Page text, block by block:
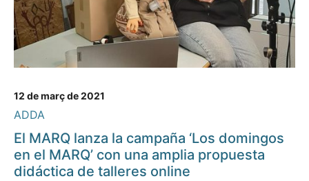
12 de març de 2021
ADDA
El MARQ lanza la campaña ‘Los domingos
en el MARQ’ con una amplia propuesta
didáctica de talleres online